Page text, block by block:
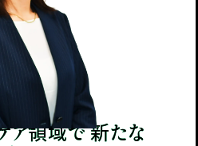
ア領域で 新たな